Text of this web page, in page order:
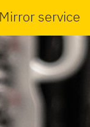
Mirror service